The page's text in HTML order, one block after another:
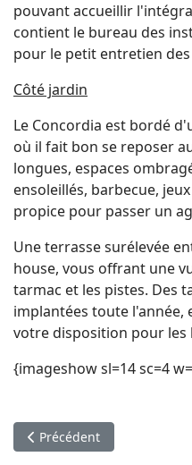
pouvant accueillir
contient le bureau des
pour le petit entretien des
Côté jardin
Le Concordia est bordé
où il fait bon se reposer
longues, espaces
ensoleillés, barbecue,
propice pour passer un
Une terrasse surélevée
house, vous offrant une
tarmac et les pistes. Des
implantées toute l'année,
votre disposition pour les
{imageshow sl=14 sc=4
Article précédent : L'équipe
Précédent